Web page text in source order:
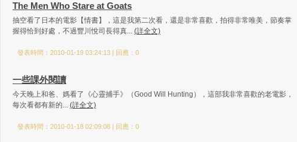
The Men Who Stare at Goats
抽空看了日本的電影【情書】，這是我第二次看，還是非常喜歡，拍得非常唯美，節奏掌
握得恰到好處，不過豐川悅司長得真... (詳全文)
發表時間：2010-01-19 03:24:13 | 回應：0
一些課外閱讀
今天晚上和爸、媽看了《心靈捕手》（Good Will Hunting），這部我非常喜歡的老電影，
每次看都有新的... (詳全文)
發表時間：2010-01-18 02:09:08 | 回應：0